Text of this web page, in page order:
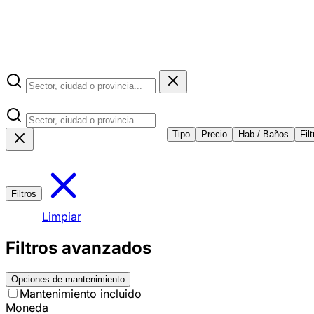
Tipo Precio Hab / Baños
Filtros
Limpiar
Filtros avanzados
Opciones de mantenimiento
Mantenimiento incluido
Moneda